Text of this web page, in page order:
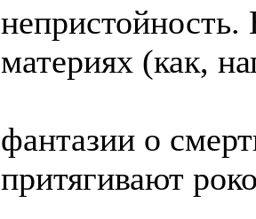
непристойность.
материях (как,
фантазии о
притягивают